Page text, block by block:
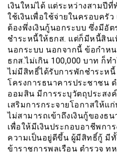
เงินใหม่ได้ แต่ระหว่างสามปี
ใช้เงินเพื่อใช้จ่ายในครอบครัว
ต้องพึ่งเงินกู้นอกระบบ ซึ่งมีอั
ชำระหนี้ให้ธกส. แต่ก็มีหนี้สิน
นอกระบบ นอกจากนี้ ข้อกำห
ธกส.ไม่เกิน 100,000 บาท ก็ท
ไม่มีสิทธิ์ได้รับการพักชำระหนี้
โครงการธนาคารประชาชน
ออมสิน มีการระบุวัตถุประสง
เสริมการกระจายโอกาสให้แ
ไม่สามารถเข้าถึงเงินกู้ของธ
เพื่อให้มีเงินประกอบอาชีพก
ความเป็นอยู่ดีขึ้น ผู้มีสิทธิ์กู้ มี
ข้าราชการพลเรือน ตำรวจ ท